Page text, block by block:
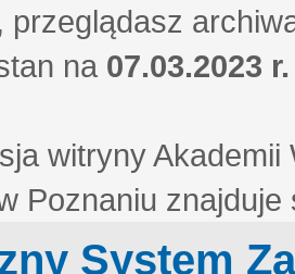
przeglądasz
na 07.03.2023 r.
witryny
Poznaniu
System